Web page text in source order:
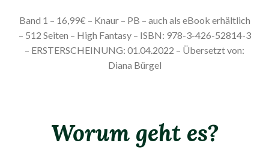
Band 1 – 16,99€ – Knaur – PB – auch als eBook erhältlich
– 512 Seiten – High Fantasy – ISBN: 978-3-426-52814-3
– ERSTERSCHEINUNG: 01.04.2022 – Übersetzt von:
Diana Bürgel
Worum geht es?